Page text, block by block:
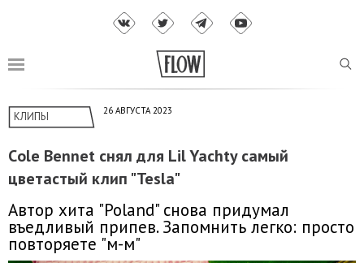
КЛИПЫ 26 АВГУСТА 2023
Сole Bennet снял для Lil Yachty самый
цветастый клип "Tesla"
Автор хита "Poland" снова придумал
въедливый припев. Запомнить легко: просто
повторяете "м-м"